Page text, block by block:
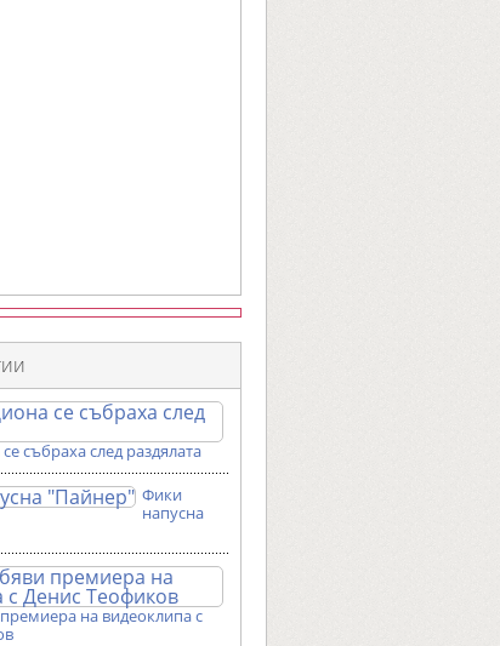
събраха след раздялата
Фики
напусна
на видеоклипа с